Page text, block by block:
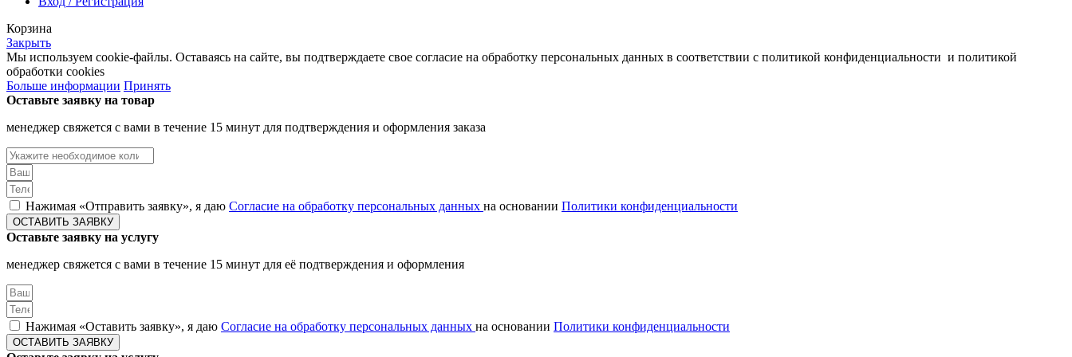
Корзина
Закрыть
Мы используем cookie-файлы. Оставаясь на сайте, вы подтверждаете свое согласие на обработку персональных данных в соответствии с политикой конфиденциальности и политикой
обработки cookies
Больше информации Принять
Оставьте заявку на товар
менеджер свяжется с вами в течение 15 минут для подтверждения и оформления заказа
Нажимая «Отправить заявку», я даю Согласие на обработку персональных данных на основании Политики конфиденциальности
ОСТАВИТЬ ЗАЯВКУ
Оставьте заявку на услугу
менеджер свяжется с вами в течение 15 минут для её подтверждения и оформления
Нажимая «Оставить заявку», я даю Согласие на обработку персональных данных на основании Политики конфиденциальности
ОСТАВИТЬ ЗАЯВКУ